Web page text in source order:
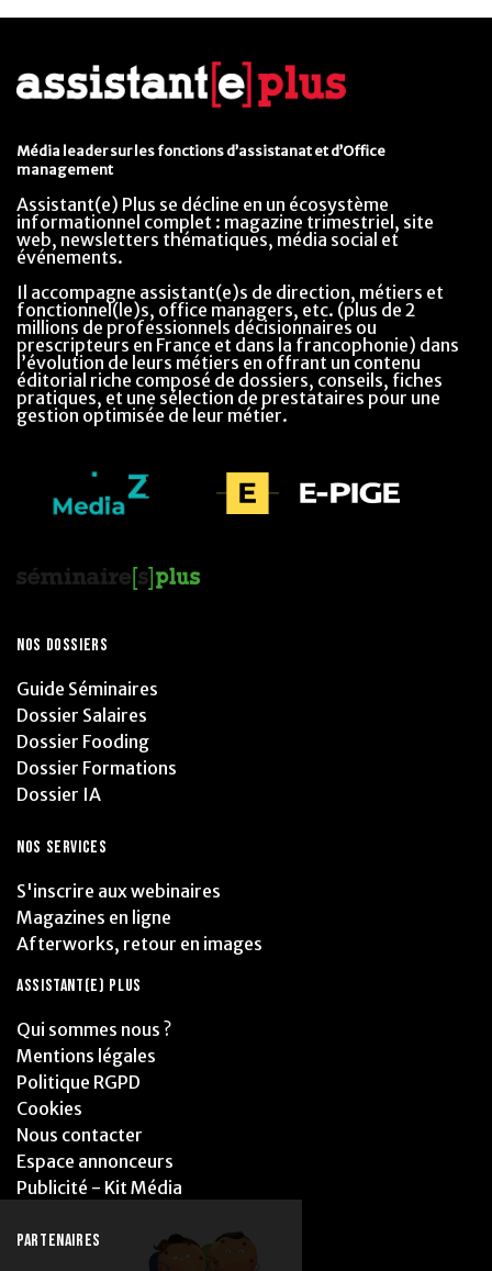
Média leader sur les fonctions d’assistanat et d’Office
management
Assistant(e) Plus se décline en un écosystème
informationnel complet : magazine trimestriel, site
web, newsletters thématiques, média social et
événements.
Il accompagne assistant(e)s de direction, métiers et
fonctionnel(le)s, office managers, etc. (plus de 2
millions de professionnels décisionnaires ou
prescripteurs en France et dans la francophonie) dans
l’évolution de leurs métiers en offrant un contenu
éditorial riche composé de dossiers, conseils, fiches
pratiques, et une sélection de prestataires pour une
gestion optimisée de leur métier.
NOS DOSSIERS
Guide Séminaires
Dossier Salaires
Dossier Fooding
Dossier Formations
Dossier IA
NOS SERVICES
S'inscrire aux webinaires
Magazines en ligne
Afterworks, retour en images
ASSISTANT(E) PLUS
Qui sommes nous ?
Mentions légales
Politique RGPD
Cookies
Nous contacter
Espace annonceurs
Publicité - Kit Média
PARTENAIRES